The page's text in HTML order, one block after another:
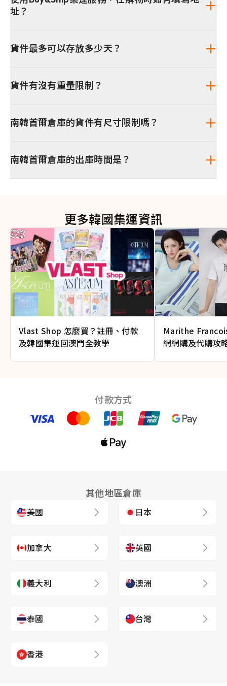
址？
貨件最多可以存放多少天？
貨件有沒有重量限制？
南韓首爾倉庫的貨件有尺寸限制嗎？
南韓首爾倉庫的出庫時間是？
更多韓國集運資訊
Vlast Shop 怎麼買？註冊、付款
及韓國集運回澳門全教學
Marithe
網網購及代購攻
付款方式
其他地區倉庫
美國 日本
加拿大 英國
義大利 澳洲
泰國 台灣
香港